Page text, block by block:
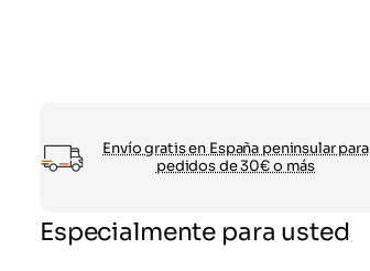
Envío gratis en España peninsular para
pedidos de 30€ o más
Especialmente para usted